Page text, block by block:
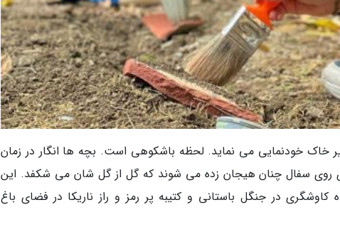
خاک خودنمایی می نماید. لحظه باشکوهی است. بچه ها انگار در زمان
روی سفال چنان هیجان زده می شوند که گل از گل شان می شکفد. این
در جنگل باستانی و کتیبه پر رمز و راز ناریکا در فضای باغ